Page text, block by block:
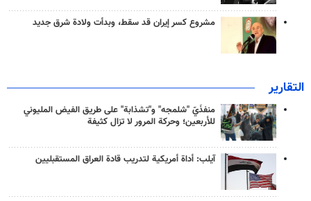
مشروع كسر إيران قد سقط، وبدأت ولادة شرق جديد
التقارير
منفذَيّ "شلمجه" و"تشذابة" على طريق الفيض المليوني
للأربعين؛ وحركة المرور لا تزال كثيفة
آيلب: أداة أمريكية لتدريب قادة العراق المستقبليين